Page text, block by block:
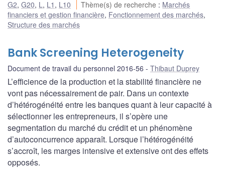
G2, G20, L, L1 , L10 Thème(s) de recherche : Marchés
financiers et gestion financière, Fonctionnement des marchés,
Structure des marchés
Bank Screening Heterogeneity
Document de travail du personnel 2016-56 Thibaut Duprey
L’efficience de la production et la stabilité financière ne
vont pas nécessairement de pair. Dans un contexte
d’hétérogénéité entre les banques quant à leur capacité à
sélectionner les entrepreneurs, il s’opère une
segmentation du marché du crédit et un phénomène
d’autoconcurrence apparaît. Lorsque l’hétérogénéité
s’accroît, les marges intensive et extensive ont des effets
opposés.